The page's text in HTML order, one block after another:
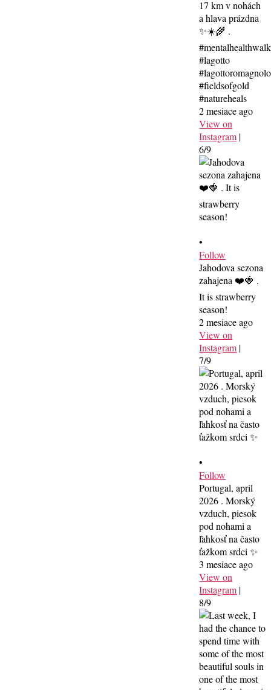
17 km v nohách
a hlava prázdna
✨☀️🌾 .
#mentalhealthwalk
#lagotto
#fieldsofgold
#natureheals
2 mesiace ago
View on
Instagram |
6/9
•
Follow
Jahodova sezona
zahajena ❤️🍓 .
It is strawberry
season!
2 mesiace ago
View on
Instagram |
7/9
•
Follow
Portugal, april
2026 . Morský
vzduch, piesok
pod nohami a
ľahkosť na často
ťažkom srdci ✨
3 mesiace ago
View on
Instagram |
8/9